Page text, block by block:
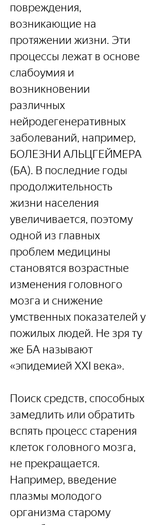
повреждения,
возникающие на
протяжении жизни. Эти
процессы лежат в основе
слабоумия и
возникновении
различных
нейродегенеративных
заболеваний, например,
БОЛЕЗНИ АЛЬЦГЕЙМЕРА
(БА). В последние годы
продолжительность
жизни населения
увеличивается, поэтому
одной из главных
проблем медицины
становятся возрастные
изменения головного
мозга и снижение
умственных показателей у
пожилых людей. Не зря ту
же БА называют
«эпидемией XXI века».
Поиск средств, способных
замедлить или обратить
вспять процесс старения
клеток головного мозга,
не прекращается.
Например, введение
плазмы молодого
организма старому